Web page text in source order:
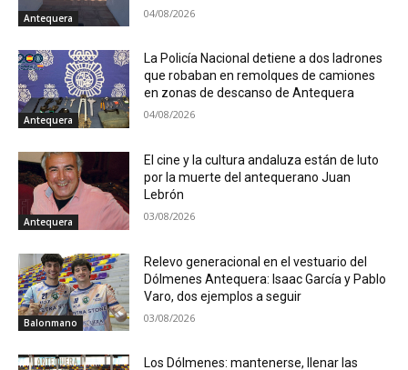
Antequera 04/08/2026
Antequera
La Policía Nacional detiene a dos ladrones
que robaban en remolques de camiones
en zonas de descanso de Antequera
04/08/2026
Antequera
El cine y la cultura andaluza están de luto
por la muerte del antequerano Juan
Lebrón
03/08/2026
Balonmano
Relevo generacional en el vestuario del
Dólmenes Antequera: Isaac García y Pablo
Varo, dos ejemplos a seguir
03/08/2026
Los Dólmenes: mantenerse, llenar las